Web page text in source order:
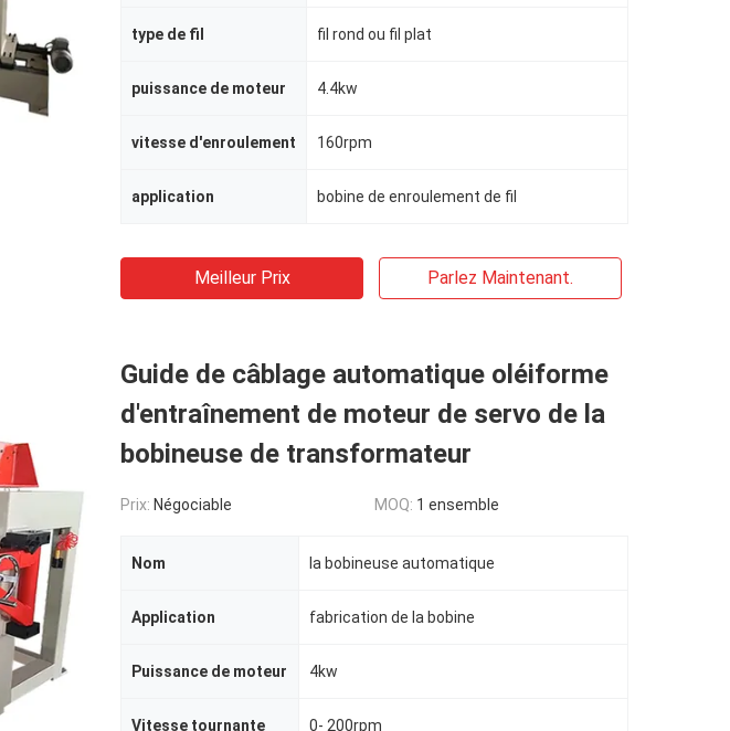
type de fil fil rond ou fil plat
puissance de moteur 4.4kw
vitesse d'enroulement 160rpm
application bobine de enroulement de fil
Meilleur Prix Parlez Maintenant.
Guide de câblage automatique oléiforme
d'entraînement de moteur de servo de la
bobineuse de transformateur
Prix: Négociable MOQ: 1 ensemble
Nom la bobineuse automatique
Application fabrication de la bobine
Puissance de moteur 4kw
Vitesse tournante 0- 200rpm